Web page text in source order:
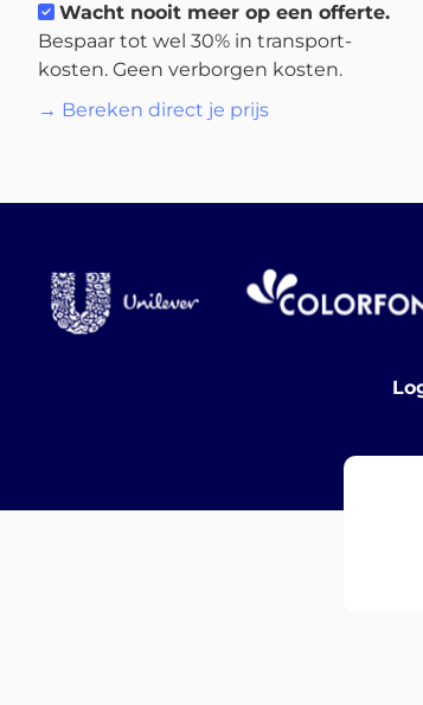
Wacht nooit meer op een offerte.
Bespaar tot wel 30% in transport-
kosten. Geen verborgen kosten.
→ Bereken direct je prijs